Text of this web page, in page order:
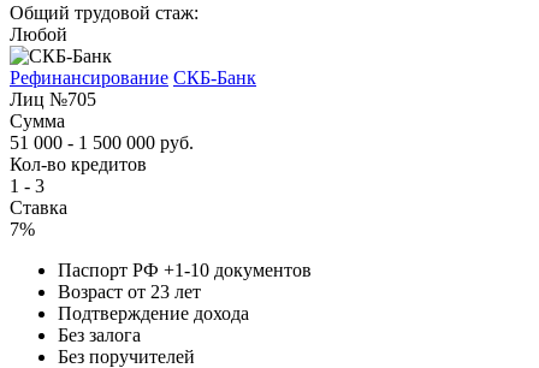
Общий трудовой стаж:
Любой
Рефинансирование СКБ-Банк
Лиц №705
Сумма
51 000 - 1 500 000 руб.
Кол-во кредитов
1 - 3
Ставка
7%
Паспорт РФ +1-10 документов
Возраст от 23 лет
Подтверждение дохода
Без залога
Без поручителей